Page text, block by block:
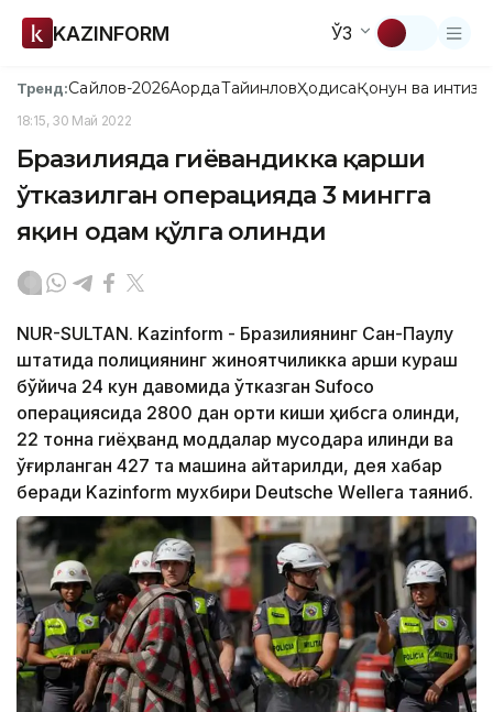
KAZINFORM ЎЗ
Тренд:Сайлов-2026АқордаТайинловҲодисаҚонун ва
18:15, 30 Май 2022
Бразилияда гиёҳвандикка қарши
ўтказилган операцияда 3 мингга
яқин одам қўлга олинди
NUR-SULTAN. Kazinform - Бразилиянинг Сан-Паулу
штатида полициянинг жиноятчиликка қарши кураш
бўйича 24 кун давомида ўтказган Sufoco
операциясида 2800 дан ортиқ киши ҳибсга олинди,
22 тонна гиёҳванд моддалар мусодара қилинди ва
ўғирланган 427 та машина қайтарилди, дея хабар
беради Kazinform мухбири Deutsche Wеlleга таяниб.